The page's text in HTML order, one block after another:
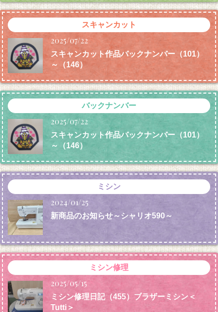
スキャンカット
2025/07/22
スキャンカット作品バックナンバー（101）
～（146）
バックナンバー
2025/07/22
スキャンカット作品バックナンバー（101）
～（146）
ミシン
2024/01/25
新商品のお知らせ～シャリオ590～
ミシン修理
2025/05/15
ミシン修理日記（455）ブラザーミシン＜
Tutti＞